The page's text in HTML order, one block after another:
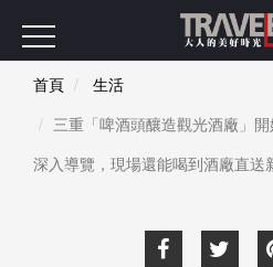
首頁
生活
三重「啤酒頭釀造觀光酒廠」
深入導覽，現場還能喝到酒廠直送